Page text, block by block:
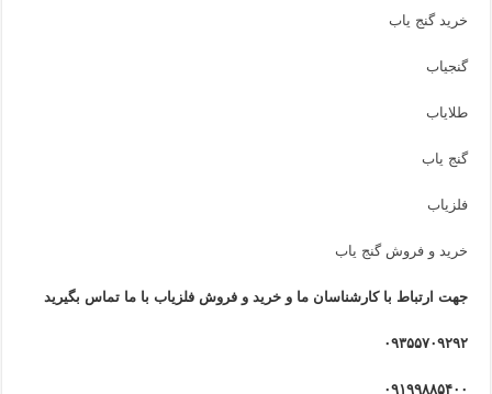
خرید گنج یاب
گنجیاب
طلایاب
گنج یاب
فلزیاب
خرید و فروش گنج یاب
جهت ارتباط با کارشناسان ما و خرید و فروش فلزیاب با ما تماس بگیرید
۰۹۳۵۵۷۰۹۲۹۲
۰۹۱۹۹۸۸۵۴۰۰